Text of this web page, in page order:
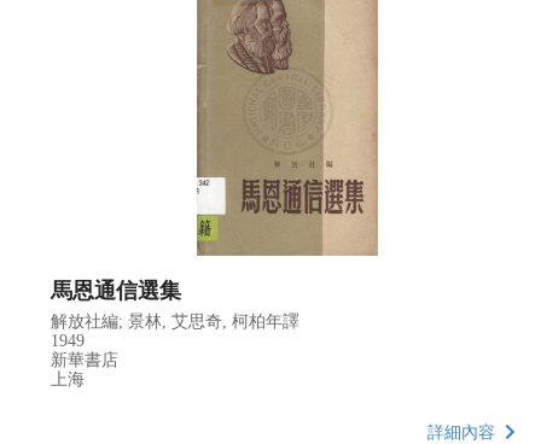
馬恩通信選集
解放社編; 景林, 艾思奇, 柯柏年譯
1949
新華書店
上海
詳細內容